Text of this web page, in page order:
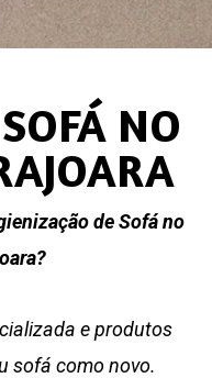
NO
de Sofá no
e produtos
sofá como novo.